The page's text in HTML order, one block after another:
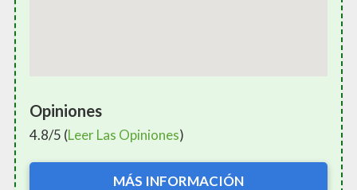
Opiniones
4.8/5 (Leer Las Opiniones)
MÁS INFORMACIÓN